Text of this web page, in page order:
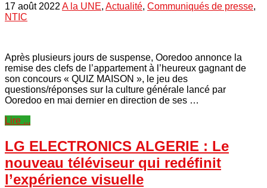
17 août 2022 A la UNE, Actualité, Communiqués de presse,
NTIC
Après plusieurs jours de suspense, Ooredoo annonce la
remise des clefs de l’appartement à l’heureux gagnant de
son concours « QUIZ MAISON », le jeu des
questions/réponses sur la culture générale lancé par
Ooredoo en mai dernier en direction de ses …
Lire ...
LG ELECTRONICS ALGERIE : Le
nouveau téléviseur qui redéfinit
l’expérience visuelle